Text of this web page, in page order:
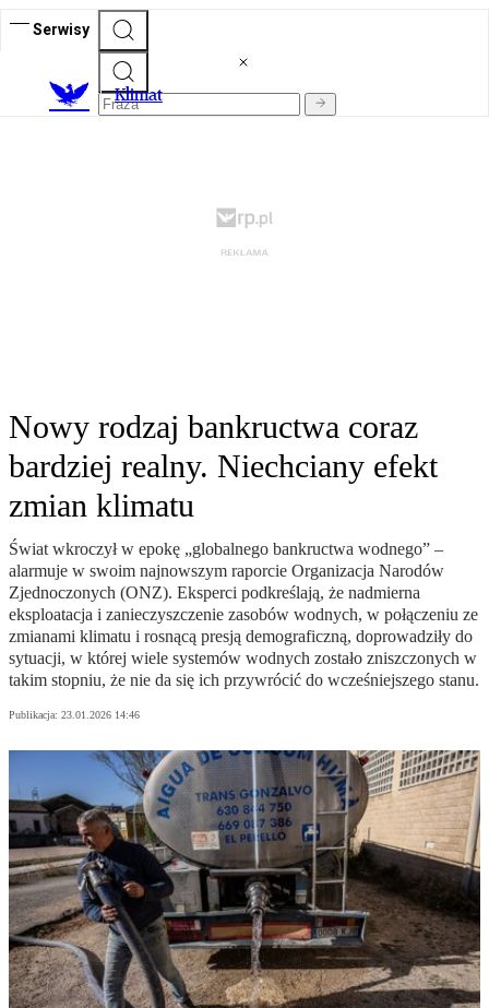
Serwisy
Klimat
Nowy rodzaj bankructwa coraz
bardziej realny. Niechciany efekt
zmian klimatu
Świat wkroczył w epokę „globalnego bankructwa wodnego” –
alarmuje w swoim najnowszym raporcie Organizacja Narodów
Zjednoczonych (ONZ). Eksperci podkreślają, że nadmierna
eksploatacja i zanieczyszczenie zasobów wodnych, w połączeniu ze
zmianami klimatu i rosnącą presją demograficzną, doprowadziły do
sytuacji, w której wiele systemów wodnych zostało zniszczonych w
takim stopniu, że nie da się ich przywrócić do wcześniejszego stanu.
Publikacja: 23.01.2026 14:46